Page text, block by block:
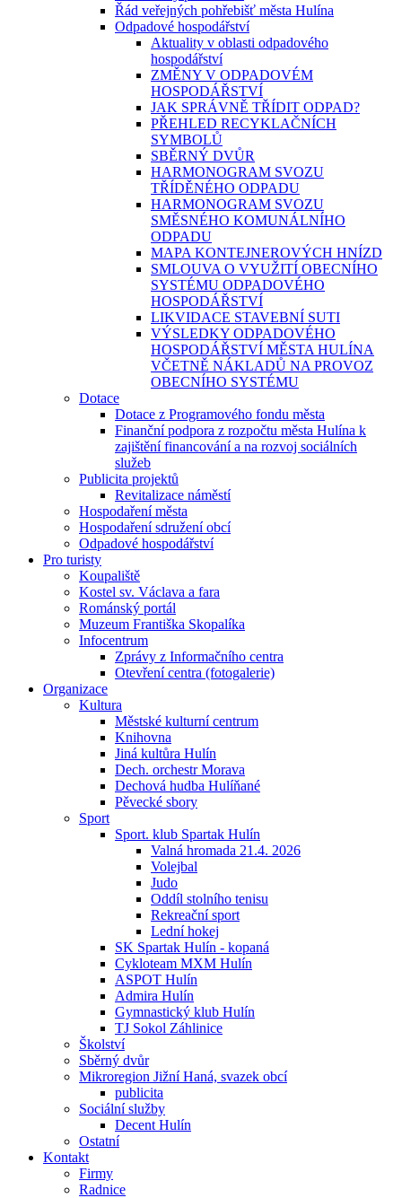
Řád veřejných pohřebišť města Hulína
Odpadové hospodářství
Aktuality v oblasti odpadového
hospodářství
ZMĚNY V ODPADOVÉM
HOSPODÁŘSTVÍ
JAK SPRÁVNĚ TŘÍDIT ODPAD?
PŘEHLED RECYKLAČNÍCH
SYMBOLŮ
SBĚRNÝ DVŮR
HARMONOGRAM SVOZU
TŘÍDĚNÉHO ODPADU
HARMONOGRAM SVOZU
SMĚSNÉHO KOMUNÁLNÍHO
ODPADU
MAPA KONTEJNEROVÝCH HNÍZD
SMLOUVA O VYUŽITÍ OBECNÍHO
SYSTÉMU ODPADOVÉHO
HOSPODÁŘSTVÍ
LIKVIDACE STAVEBNÍ SUTI
VÝSLEDKY ODPADOVÉHO
HOSPODÁŘSTVÍ MĚSTA HULÍNA
VČETNĚ NÁKLADŮ NA PROVOZ
OBECNÍHO SYSTÉMU
Dotace
Dotace z Programového fondu města
Finanční podpora z rozpočtu města Hulína k
zajištění financování a na rozvoj sociálních
služeb
Publicita projektů
Revitalizace náměstí
Hospodaření města
Hospodaření sdružení obcí
Odpadové hospodářství
Pro turisty
Koupaliště
Kostel sv. Václava a fara
Románský portál
Muzeum Františka Skopalíka
Infocentrum
Zprávy z Informačního centra
Otevření centra (fotogalerie)
Organizace
Kultura
Městské kulturní centrum
Knihovna
Jiná kultůra Hulín
Dech. orchestr Morava
Dechová hudba Hulíňané
Pěvecké sbory
Sport
Sport. klub Spartak Hulín
Valná hromada 21.4. 2026
Volejbal
Judo
Oddíl stolního tenisu
Rekreační sport
Lední hokej
SK Spartak Hulín - kopaná
Cykloteam MXM Hulín
ASPOT Hulín
Admira Hulín
Gymnastický klub Hulín
TJ Sokol Záhlinice
Školství
Sběrný dvůr
Mikroregion Jižní Haná, svazek obcí
publicita
Sociální služby
Decent Hulín
Ostatní
Kontakt
Firmy
Radnice